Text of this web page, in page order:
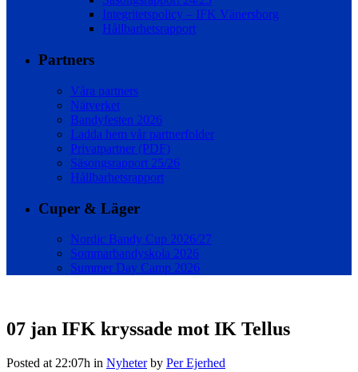
Integritetspolicy – IFK Vänersborg
Hållbarhetsrapport
Partners
Våra partners
Nätverket
Bandyfesten 2026
Ladda hem vår partnerfolder
Privatpartner (PDF)
Säsongsrapport 25/26
Hållbarhetsrapport
Cuper & Läger
Nordic Bandy Cup 2026/27
Sommarbandyskola 2026
Summer Day Camp 2026
07 jan IFK kryssade mot IK Tellus
Posted at 22:07h in Nyheter by Per Ejerhed